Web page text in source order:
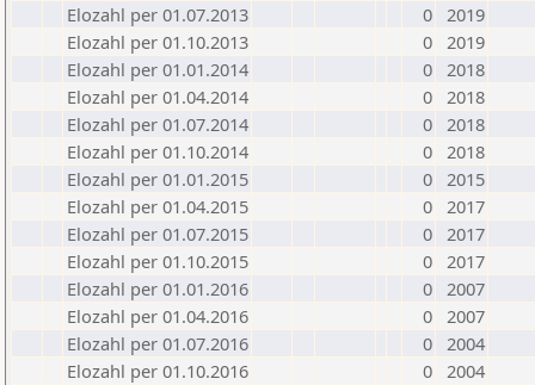
Elozahl per 01.07.2013
0 2019
Elozahl per 01.10.2013
0 2019
Elozahl per 01.01.2014
0 2018
Elozahl per 01.04.2014
0 2018
Elozahl per 01.07.2014
0 2018
Elozahl per 01.10.2014
0 2018
Elozahl per 01.01.2015
0 2015
Elozahl per 01.04.2015
0 2017
Elozahl per 01.07.2015
0 2017
Elozahl per 01.10.2015
0 2017
Elozahl per 01.01.2016
0 2007
Elozahl per 01.04.2016
0 2007
Elozahl per 01.07.2016
0 2004
Elozahl per 01.10.2016
0 2004